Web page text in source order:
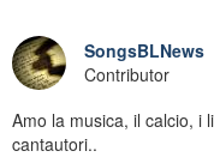
SongsBLNews
Contributor
Amo la musica, il calcio, i
cantautori..